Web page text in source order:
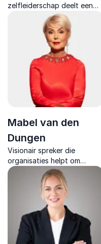
zelfleiderschap deelt een
rauw en inspirerend verhaal
over veerkracht, regie en
leven vanuit eigen waarden.
Mabel van den
Dungen
Visionair spreker die
organisaties helpt om
Generatie Alpha te
begrijpen en te leiden met
helderheid, energie en
bewustzijn in een
holografische wereld.